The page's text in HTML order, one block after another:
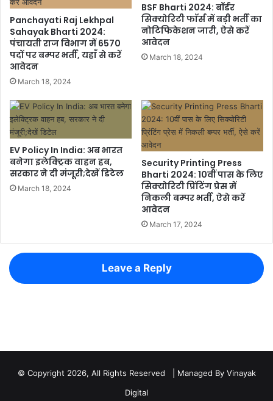
© Copyright 2026, All Rights Reserved | Managed By Vinayak
Digital